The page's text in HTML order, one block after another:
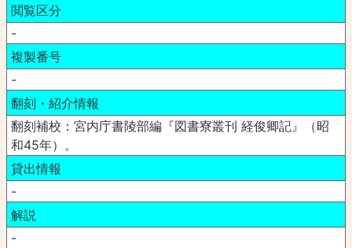
閲覧区分
-
複製番号
-
翻刻・紹介情報
翻刻補校：宮内庁書陵部編『図書寮叢刊 経俊卿記』（昭
和45年）。
貸出情報
-
解説
-